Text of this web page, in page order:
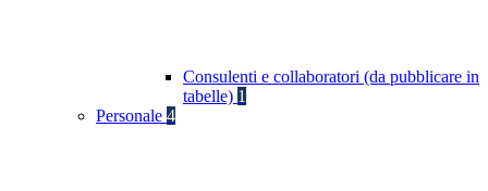
Consulenti e collaboratori (da pubblicare in
tabelle) 1
Personale 4